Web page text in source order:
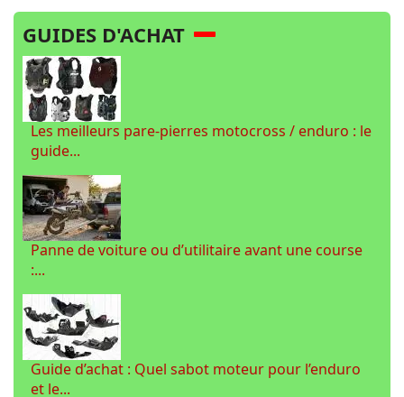
GUIDES D'ACHAT
Les meilleurs pare-pierres motocross / enduro : le
guide...
Panne de voiture ou d’utilitaire avant une course
:...
Guide d’achat : Quel sabot moteur pour l’enduro
et le...